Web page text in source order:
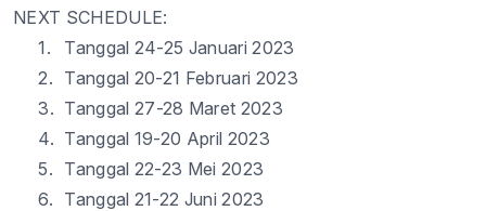
NEXT SCHEDULE:
1.
Tanggal 24-25 Januari 2023
2. Tanggal 20-21 Februari 2023
3. Tanggal 27-28 Maret 2023
4. Tanggal 19-20 April 2023
5. Tanggal 22-23 Mei 2023
6. Tanggal 21-22 Juni 2023